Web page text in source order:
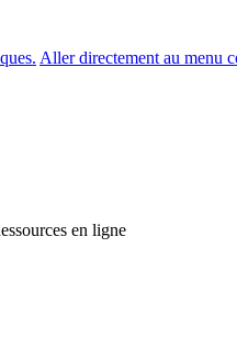
Aller directement au menu
en ligne